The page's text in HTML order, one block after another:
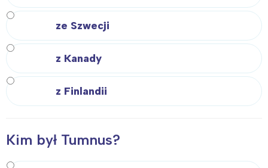
ze Szwecji
z Kanady
z Finlandii
Kim był Tumnus?